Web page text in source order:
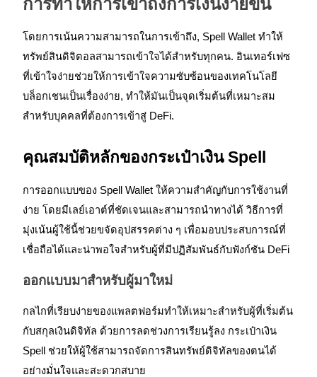
เป็นเทรดเดอร์คัดลอก
เพลิดเพลินกับการแบ่งปันผลกำไรและค่าคอมมิชชั่นการคัด
ลอกการซื้อขาย
การทำให้การเข้าถึงการเงินง่ายขึ้น
โดยการเน้นความสามารถในการเข้าถึง, Spell Wallet ทำให้
ทรัพย์สินดิจิตอลสามารถเข้าใจได้สำหรับทุกคน. อินเทอร์เฟซ
ที่เข้าใจง่ายช่วยให้การเข้าใจความซับซ้อนของเทคโนโลยี
บล็อกเชนเป็นเรื่องง่าย, ทำให้มันเป็นจุดเริ่มต้นที่เหมาะสม
สำหรับบุคคลที่ต้องการเข้าสู่ DeFi.
คุณสมบัติหลักของกระเป๋าเงิน Spell
การออกแบบของ Spell Wallet ให้ความสำคัญกับการใช้งานที่
ง่าย โดยมีเลย์เอาต์ที่ชัดเจนและสามารถนำทางได้ วิธีการที่
มุ่งเน้นผู้ใช้นี้ช่วยขจัดอุปสรรคต่าง ๆ เพื่อมอบประสบการณ์ที่
เชื่อถือได้และน่าพอใจสำหรับผู้ที่มีปฏิสัมพันธ์กับฟังก์ชัน DeFi
ออกแบบมาสำหรับผู้มาใหม่
กลไกที่เรียบง่ายของแพลตฟอร์มทำให้เหมาะสำหรับผู้ที่เริ่มต้น
กับสกุลเงินดิจิทัล ด้วยการลดช่วงการเรียนรู้ลง กระเป๋าเงิน
Spell ช่วยให้ผู้ใช้สามารถจัดการสินทรัพย์ดิจิทัลของตนได้
อย่างมั่นใจและสะดวกสบาย